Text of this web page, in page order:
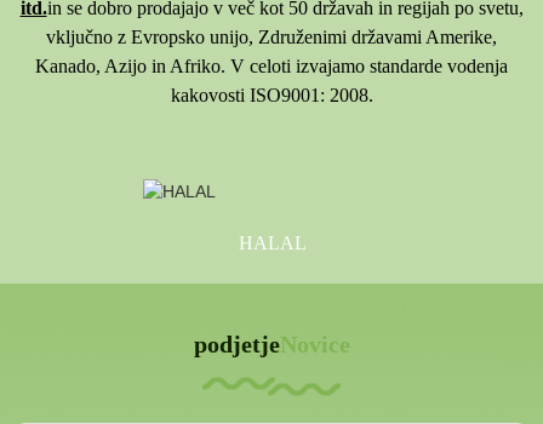
itd.in se dobro prodajajo v več kot 50 državah in regijah po svetu,
vključno z Evropsko unijo, Združenimi državami Amerike,
Kanado, Azijo in Afriko. V celoti izvajamo standarde vodenja
kakovosti ISO9001: 2008.
HALAL
podjetjeNovice